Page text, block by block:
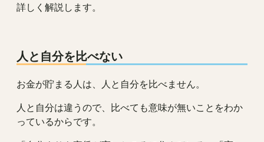
詳しく解説します。
人と自分を比べない
お金が貯まる人は、人と自分を比べません。
人と自分は違うので、比べても意味が無いことをわか
っているからです。